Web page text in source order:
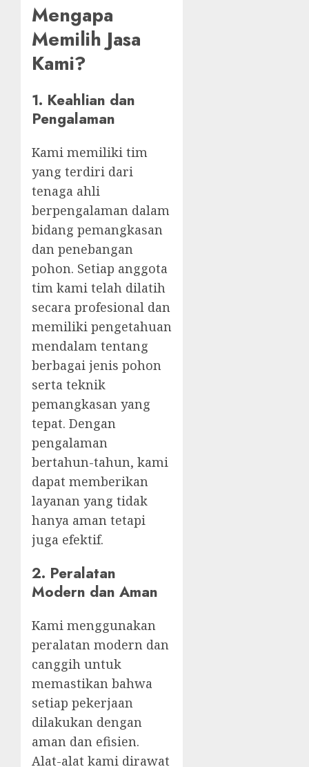
Mengapa
Memilih Jasa
Kami?
1. Keahlian dan
Pengalaman
Kami memiliki tim
yang terdiri dari
tenaga ahli
berpengalaman dalam
bidang pemangkasan
dan penebangan
pohon. Setiap anggota
tim kami telah dilatih
secara profesional dan
memiliki pengetahuan
mendalam tentang
berbagai jenis pohon
serta teknik
pemangkasan yang
tepat. Dengan
pengalaman
bertahun-tahun, kami
dapat memberikan
layanan yang tidak
hanya aman tetapi
juga efektif.
2. Peralatan
Modern dan Aman
Kami menggunakan
peralatan modern dan
canggih untuk
memastikan bahwa
setiap pekerjaan
dilakukan dengan
aman dan efisien.
Alat-alat kami dirawat